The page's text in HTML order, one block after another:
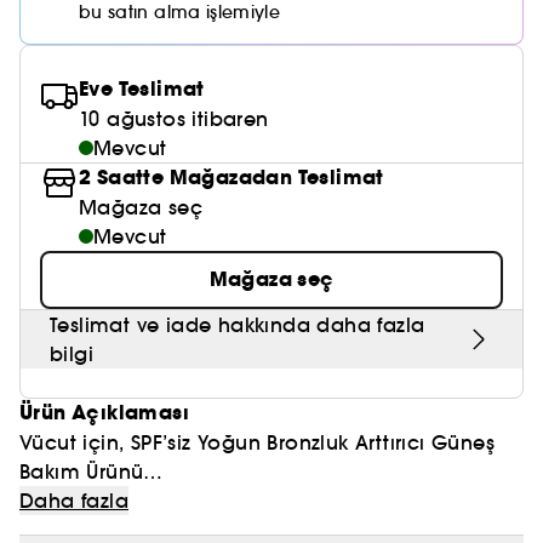
Maske
Cilt Bakım Setleri
Saç Bakım Setleri
Okyanus Esansı
Nemlendirici Bakım
Kızarıklık için Bakım
Sıkılaştırıcı ve Lifting Etkili Bakım
Cilt Tonu Eşitsizliği için Bakım
Işıltı Veren Bakım
Karma ve Yağlı Saçlar
CHAMPO
LE MONDE GOURMAND
SUMMER FRIDAYS
ERBORIAN
OLAPLEX
KÉRASTASE
TANGLE TEEZER
GISOU
K18
KAYALI
ARMANI
SUPERGOOP!
GISOU
OUAI
AMIKA
KAYALI
LE MONDE GOURMAND
bu satın alma işlemiyle
Eve Teslimat
10 ağustos itibaren
Mevcut
2 Saatte Mağazadan Teslimat
Mağaza seç
Mevcut
Mağaza seç
Teslimat ve iade hakkında daha fazla
bilgi
Ürün Açıklaması
Vücut için, SPF’siz Yoğun Bronzluk Arttırıcı Güneş
Bakım Ürünü
Bronz veya güneşe alışmış ciltler için önerilir.
200 ML
Daha fazla